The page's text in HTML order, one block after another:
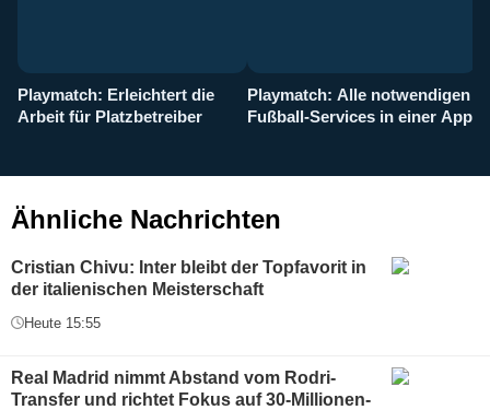
Playmatch: Erleichtert die
Arbeit für Platzbetreiber
Playmatch: Alle notwendigen
Fußball-Services in einer App
Ähnliche Nachrichten
Cristian Chivu: Inter bleibt der Topfavorit in
der italienischen Meisterschaft
Heute 15:55
Real Madrid nimmt Abstand vom Rodri-
Transfer und richtet Fokus auf 30-Millionen-